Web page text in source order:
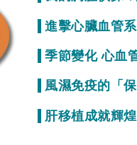
進擊心臟血管
事就變少！
季節變化 心血
初期症狀不明顯
風濕免疫的「保
疫力的效果
肝移植成就輝